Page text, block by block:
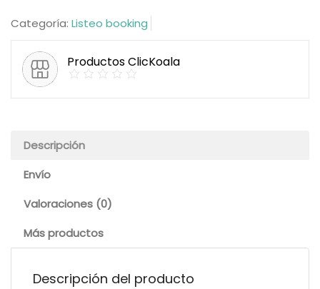
Categoría: Listeo booking
Productos ClicKoala
Descripción
Envío
Valoraciones (0)
Más productos
Descripción del producto